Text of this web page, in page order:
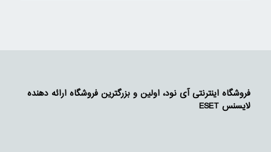
فروشگاه اینترنتی آی نود، اولین و بزرگترین فروشگاه ارائه دهنده
لایسنس ESET